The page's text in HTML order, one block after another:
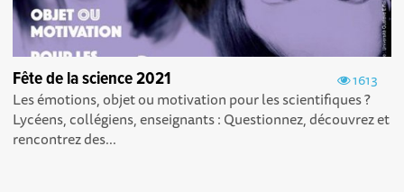
1613
Fête de la science 2021
Les émotions, objet ou motivation pour les scientifiques ?
Lycéens, collégiens, enseignants : Questionnez, découvrez et
rencontrez des...